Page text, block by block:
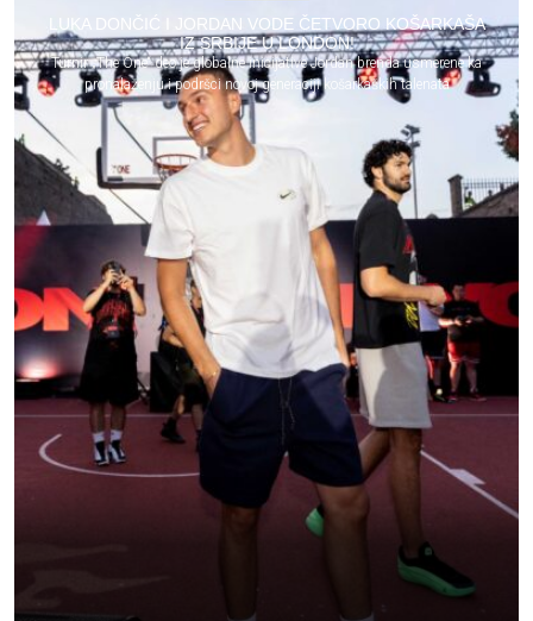
LUKA DONČIĆ I JORDAN VODE ČETVORO KOŠARKAŠA
IZ SRBIJE U LONDON!
Turnir „The One“ deo je globalne inicijative Jordan brenda usmerene ka
pronalaženju i podršci novoj generaciji košarkaških talenata